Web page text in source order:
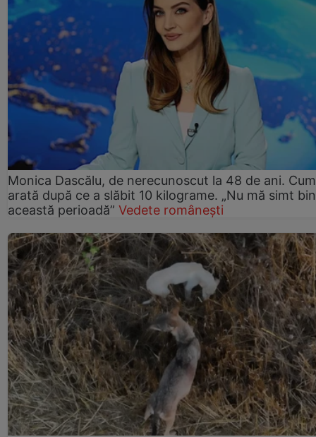
Monica Dascălu, de nerecunoscut la 48 de ani. Cum
arată după ce a slăbit 10 kilograme. „Nu mă simt
această perioadă” Vedete românești